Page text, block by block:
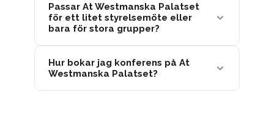
Passar At Westmanska Palatset
för ett litet styrelsemöte eller
bara för stora grupper?
Hur bokar jag konferens på At
Westmanska Palatset?